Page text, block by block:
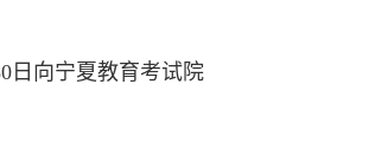
日向宁夏教育考试院